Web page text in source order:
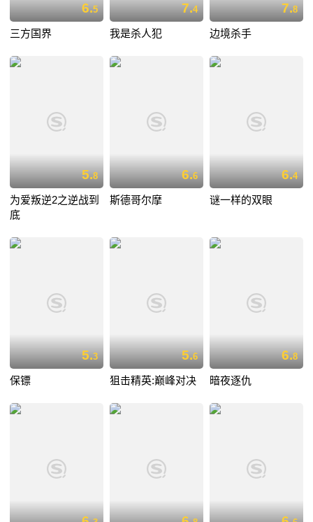
6.5
三方国界
7.4
我是杀人犯
7.8
边境杀手
5.8
为爱叛逆2之逆战到
底
6.6
斯德哥尔摩
6.4
谜一样的双眼
5.3
保镖
5.6
狙击精英:巅峰对决
6.8
暗夜逐仇